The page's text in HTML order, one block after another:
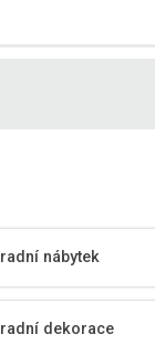
nábytek
dekorace